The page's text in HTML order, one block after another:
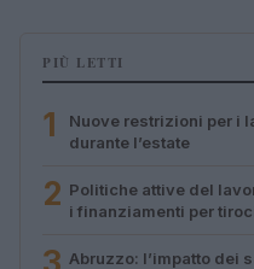
PIÙ LETTI
1
Nuove restrizioni per i
durante l’estate
2 Politiche attive del
i finanziamenti per
Abruzzo: l’impatto dei